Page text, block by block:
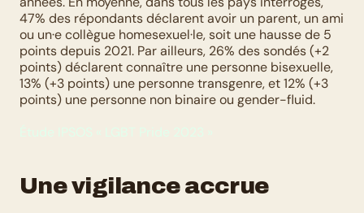
47% des répondants déclarent avoir un parent, un ami
ou un·e collègue homesexuel·le, soit une hausse de 5
points depuis 2021. Par ailleurs, 26% des sondés (+2
points) déclarent connaître une personne bisexuelle,
13% (+3 points) une personne transgenre, et 12% (+3
points) une personne non binaire ou gender-fluid.
Une vigilance accrue